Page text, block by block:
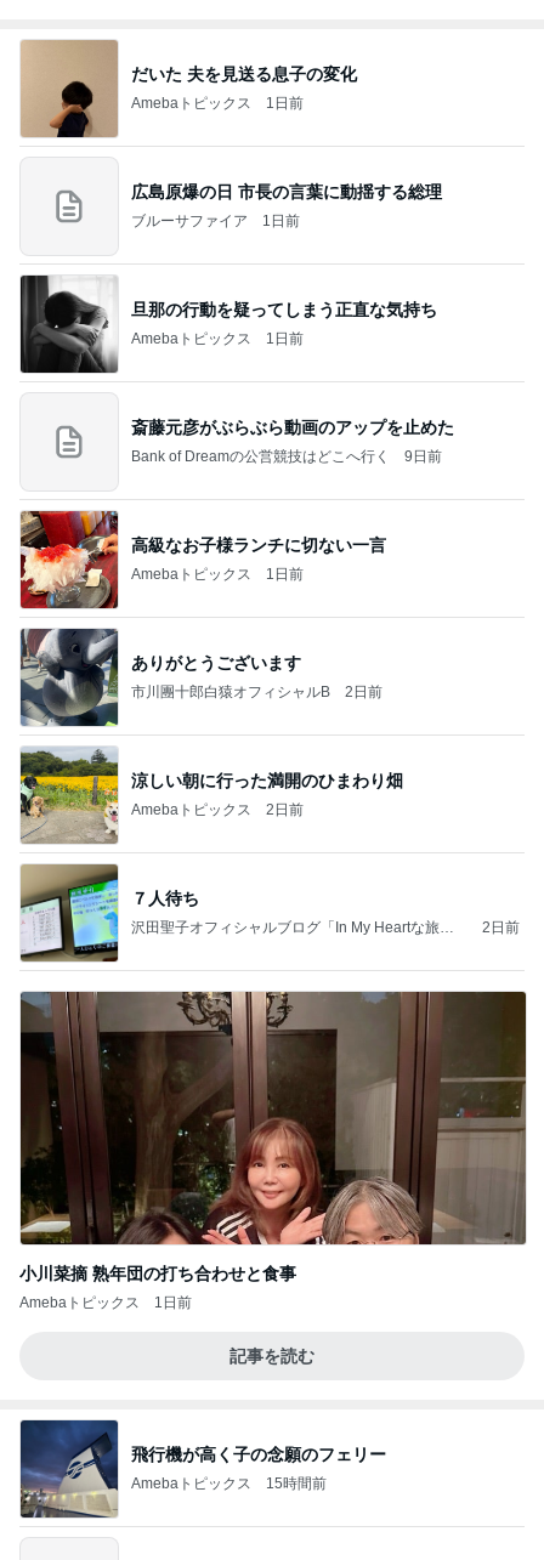
だいた 夫を見送る息子の変化
Amebaトピックス 1日前
広島原爆の日 市長の言葉に動揺する総理
ブルーサファイア 1日前
旦那の行動を疑ってしまう正直な気持ち
Amebaトピックス 1日前
斎藤元彦がぶらぶら動画のアップを止めた
Bank of Dreamの公営競技はどこへ行く 9日前
高級なお子様ランチに切ない一言
Amebaトピックス 1日前
ありがとうございます
市川團十郎白猿オフィシャルB 2日前
涼しい朝に行った満開のひまわり畑
Amebaトピックス 2日前
７人待ち
沢田聖子オフィシャルブログ「In My Heartな旅日
2日前
小川菜摘 熟年団の打ち合わせと食事
Amebaトピックス 1日前
記事を読む
飛行機が高く子の念願のフェリー
Amebaトピックス 15時間前